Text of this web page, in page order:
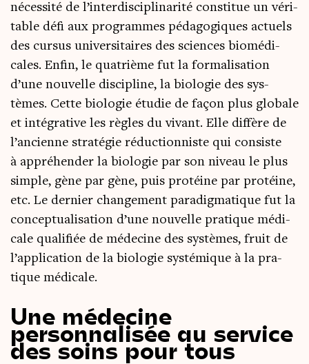
néces­si­té de l’interdisciplinarité consti­tue un véri­
table défi aux pro­grammes péda­go­giques actuels
des cur­sus uni­ver­si­taires des sciences bio­mé­di­
cales. Enfin, le qua­trième fut la for­ma­li­sa­tion
d’une nou­velle dis­ci­pline, la bio­lo­gie des sys­
tèmes. Cette bio­lo­gie étu­die de façon plus glo­bale
et inté­gra­tive les règles du vivant. Elle dif­fère de
l’ancienne stra­té­gie réduc­tion­niste qui consiste
à appré­hen­der la bio­lo­gie par son niveau le plus
simple, gène par gène, puis pro­téine par pro­téine,
etc. Le der­nier chan­ge­ment para­dig­ma­tique fut la
concep­tua­li­sa­tion d’une nou­velle pra­tique médi­
cale qua­li­fiée de méde­cine des sys­tèmes, fruit de
l’application de la bio­lo­gie sys­té­mique à la pra­
tique médicale.
Une médecine
personnalisée au service
des soins pour tous